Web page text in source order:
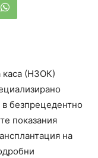
каса (НЗОК)
безпрецедентно
показания
на